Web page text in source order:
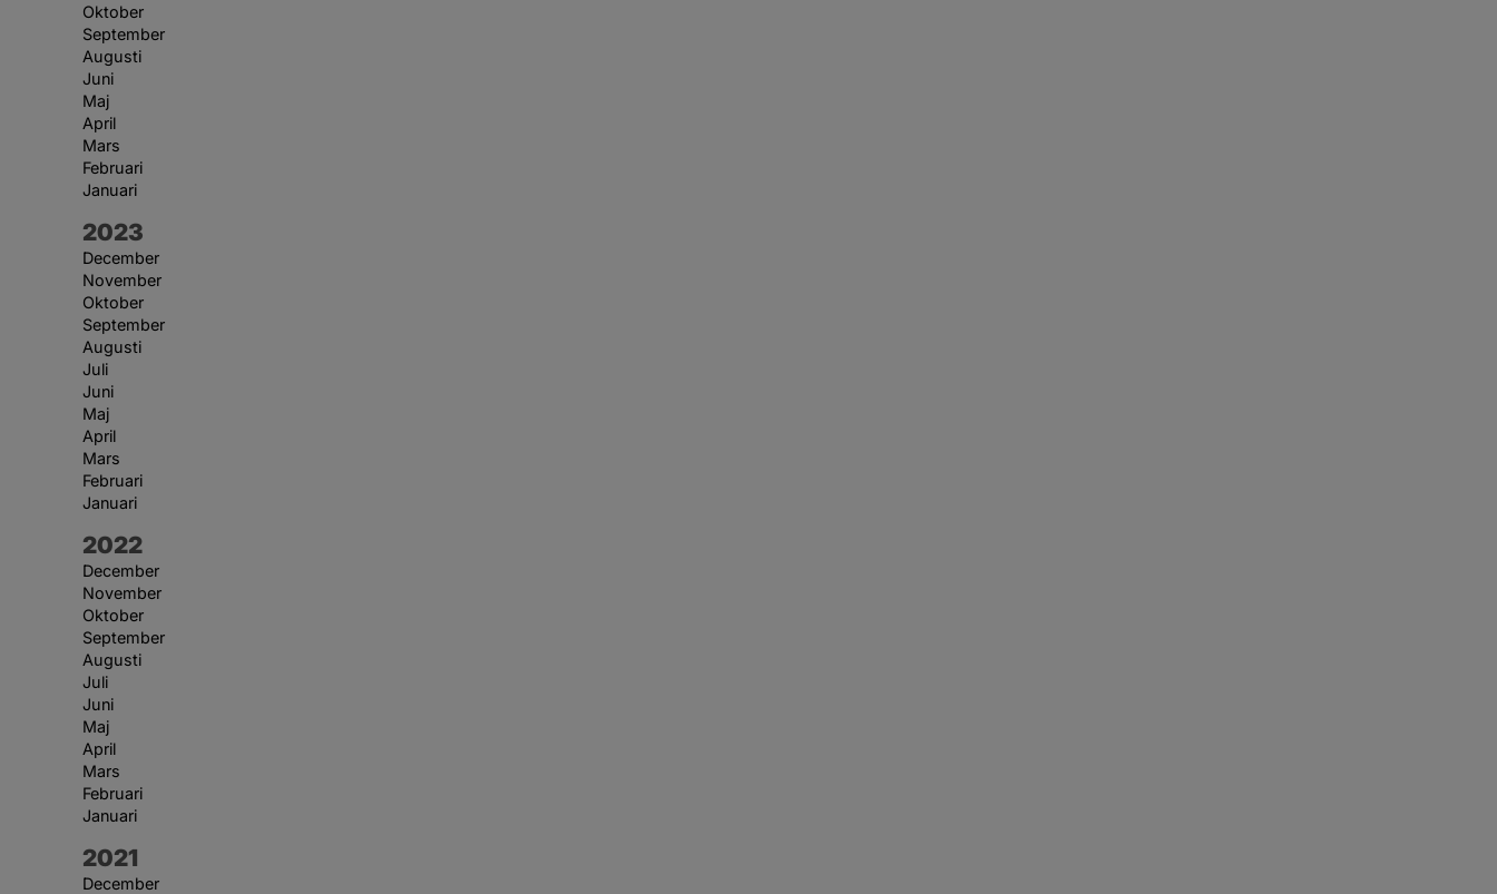
Oktober
September
Augusti
Juni
Maj
April
Mars
Februari
Januari
År:
2023
December
November
Oktober
September
Augusti
Juli
Juni
Maj
April
Mars
Februari
Januari
År:
2022
December
November
Oktober
September
Augusti
Juli
Juni
Maj
April
Mars
Februari
Januari
År:
2021
December